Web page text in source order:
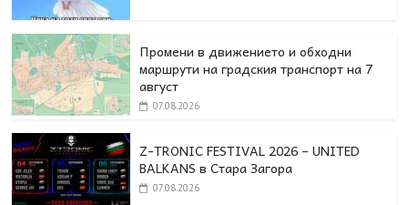
Промени в движението и обходни
маршрути на градския транспорт на 7
август
07.08.2026
Z-TRONIC FESTIVAL 2026 – UNITED
BALKANS в Стара Загора
07.08.2026